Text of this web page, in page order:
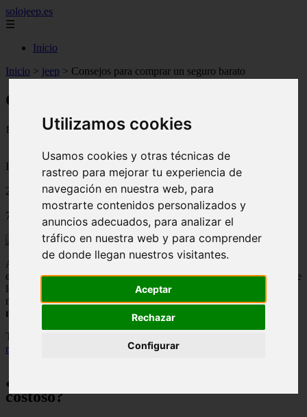
Utilizamos cookies
Usamos cookies y otras técnicas de
rastreo para mejorar tu experiencia de
navegación en nuestra web, para
mostrarte contenidos personalizados y
anuncios adecuados, para analizar el
tráfico en nuestra web y para comprender
de donde llegan nuestros visitantes.
Aceptar
Rechazar
Configurar
solojeep.es
☰
Inicio
Inicio > jeep > Consejos para comprar un seguro barato
Consejos para comprar un seguro barato
📅 07/09/2025
Información General Seguros
2022-04-05
747
Asegurar el auto o la casa pesa en el presupuesto del hogar. Sin
embargo, las estadísticas dicen que ciertas condiciones y actitudes de
los beneficiarios pueden hacer que su prima de seguro y hogar sea
más barata. Por ello,conoce estos consejos para pagar tu seguro
más barato.
También te recomendamos seguir estos
reducir el presupuesto de tu coche.
¿Qué hacer para pagar un seguro menos
costoso?